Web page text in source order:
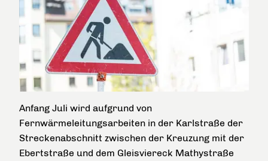
Anfang Juli wird aufgrund von
Fernwärmeleitungsarbeiten in der Karlstraße der
Streckenabschnitt zwischen der Kreuzung mit der
Ebertstraße und dem Gleisviereck Mathystraße